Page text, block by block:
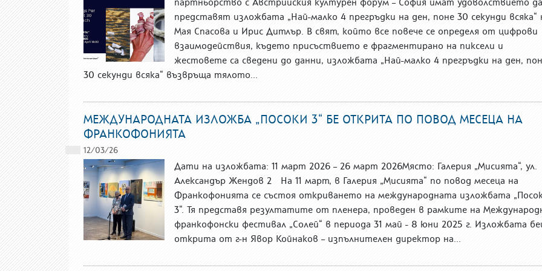
представят изложбата „Най-малко 4 прегръдки на ден, поне 30 секунди всяка“
Мая Спасова и Ирис Дитлър. В свят, който все повече се определя от цифрови
взаимодействия, където присъствието е фрагментирано на пиксели и
жестовете са сведени до данни, изложбата „Най-малко 4 прегръдки на ден,
30 секунди всяка“ възвръща тялото...
МЕЖДУНАРОДНАТА ИЗЛОЖБА „ПОСОКИ 3“ БЕ ОТКРИТА ПО ПОВОД МЕСЕЦА НА
ФРАНКОФОНИЯТА
12/03/26
Дати на изложбата: 11 март 2026 – 26 март 2026Място: Галерия „Мисията“, ул.
Александър Жендов 2 На 11 март, в Галерия „Мисията“ по повод месеца на
Франкофонията се състоя откриването на международната изложбата
3“. Тя представя резултатите от пленера, проведен в рамките на
франкофонски фестивал „Солей“ в периода 31 май - 8 юни 2025 г. Изложбата
открита от г-н Явор Койнаков – изпълнителен директор на...